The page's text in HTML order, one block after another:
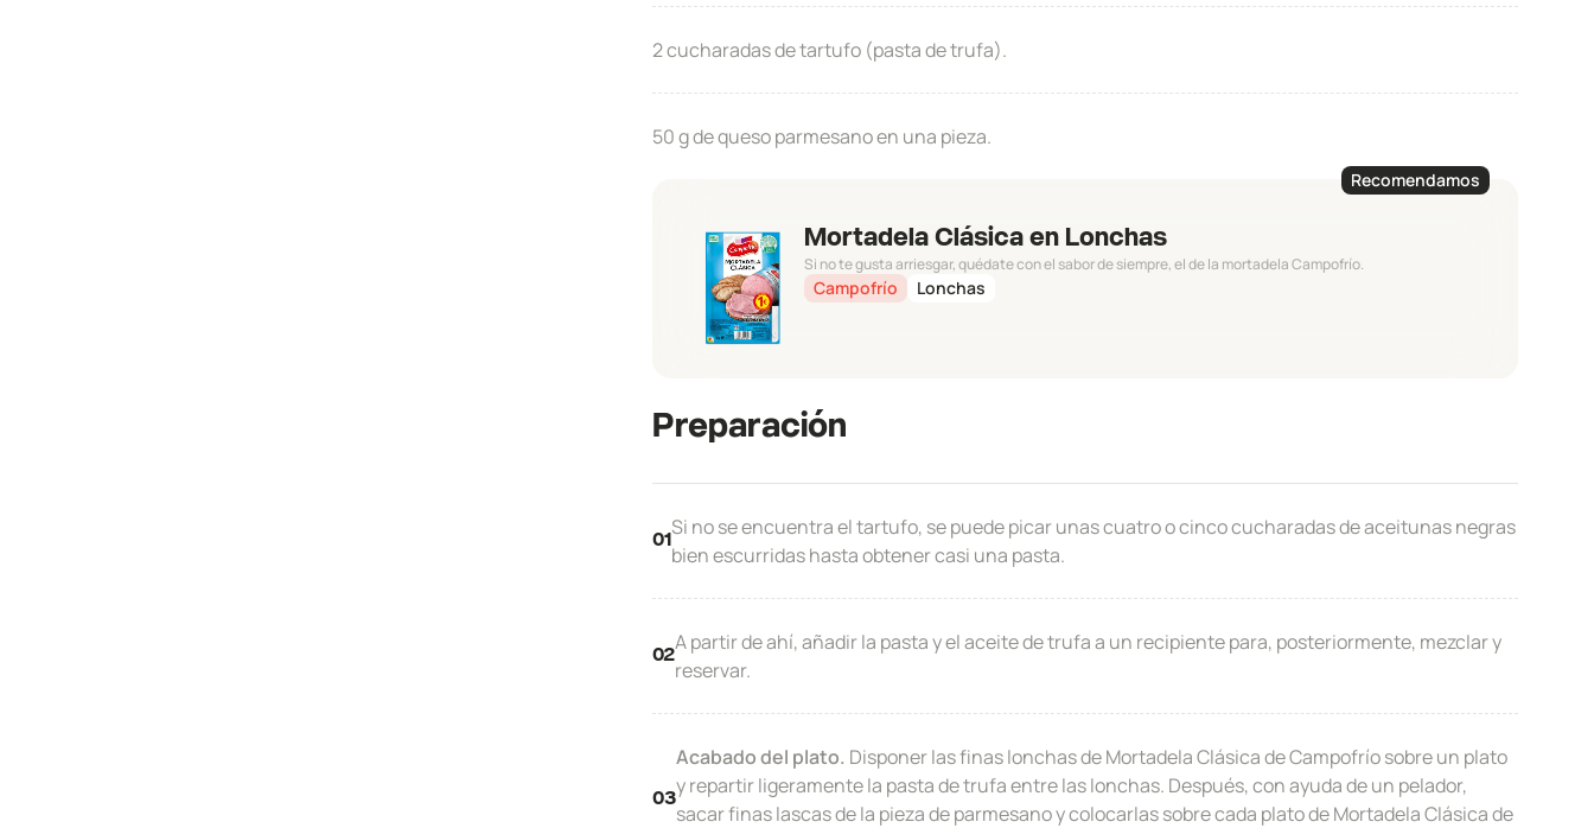
2 cucharadas de tartufo (pasta de trufa).
50 g de queso parmesano en una pieza.
Mortadela Clásica en Lonchas
Si no te gusta arriesgar, quédate con el sabor de siempre, el de la mortadela Campofrío.
Campofrío Lonchas
Recomendamos
Preparación
01
Si no se encuentra el tartufo, se puede picar unas cuatro o cinco cucharadas de aceitunas negras
bien escurridas hasta obtener casi una pasta.
02
A partir de ahí, añadir la pasta y el aceite de trufa a un recipiente para, posteriormente, mezclar y
reservar.
03
Acabado del plato. Disponer las finas lonchas de Mortadela Clásica de Campofrío sobre un plato
y repartir ligeramente la pasta de trufa entre las lonchas. Después, con ayuda de un pelador,
sacar finas lascas de la pieza de parmesano y colocarlas sobre cada plato de Mortadela Clásica de